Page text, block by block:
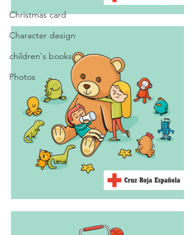
Christmas card
Character design
children's books
Photos